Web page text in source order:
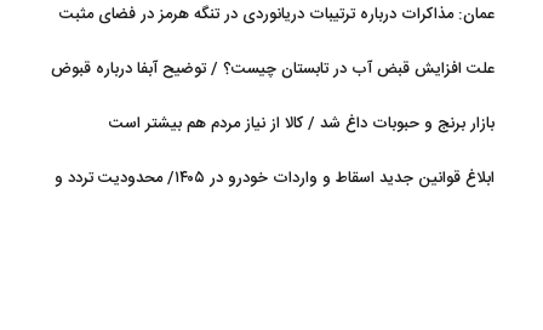
عمان: مذاکرات درباره ترتیبات دریانوردی در تنگه هرمز در فضای مثبت
علت افزایش قبض آب در تابستان چیست؟ / توضیح آبفا درباره قبوض
بازار برنج و حبوبات داغ شد / کالا از نیاز مردم هم بیشتر است
ابلاغ قوانین جدید اسقاط و واردات خودرو در ۱۴۰۵/ محدودیت تردد و